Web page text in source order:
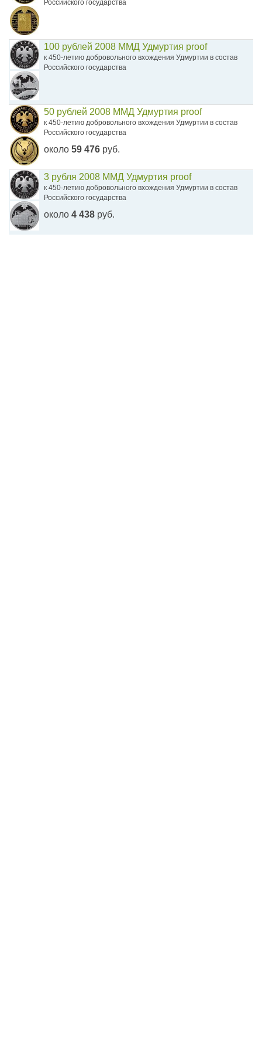
Российского государства
100 рублей 2008 ММД Удмуртия proof
к 450-летию добровольного вхождения Удмуртии в состав
Российского государства
50 рублей 2008 ММД Удмуртия proof
к 450-летию добровольного вхождения Удмуртии в состав
Российского государства
около 59 476 руб.
3 рубля 2008 ММД Удмуртия proof
к 450-летию добровольного вхождения Удмуртии в состав
Российского государства
около 4 438 руб.